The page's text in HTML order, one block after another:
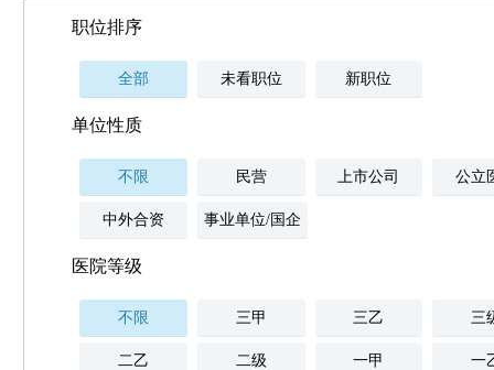
职位排序
全部 未看职位 新职位
单位性质
不限 民营 上市公司 公立
中外合资 事业单位/国企
医院等级
不限 三甲 三乙 三
二乙 二级 一甲 一